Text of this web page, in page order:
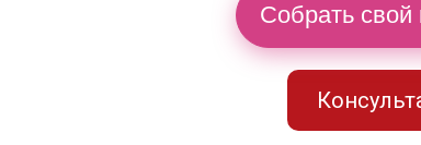
Собрать свой